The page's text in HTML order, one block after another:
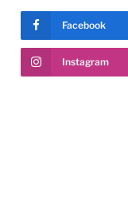
Facebook
Instagram